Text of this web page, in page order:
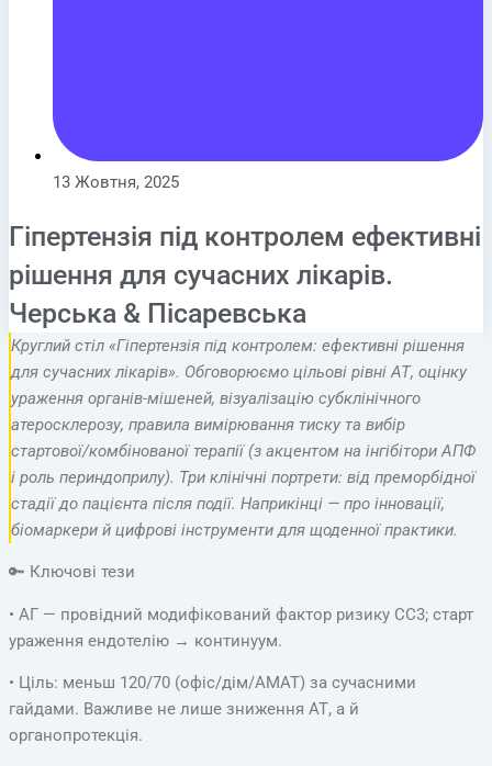
13 Жовтня, 2025
Гіпертензія під контролем ефективні
рішення для сучасних лікарів.
Черська & Пісаревська
Круглий стіл «Гіпертензія під контролем: ефективні рішення
для сучасних лікарів». Обговорюємо цільові рівні АТ, оцінку
ураження органів-мішеней, візуалізацію субклінічного
атеросклерозу, правила вимірювання тиску та вибір
стартової/комбінованої терапії (з акцентом на інгібітори АПФ
і роль периндоприлу). Три клінічні портрети: від преморбідної
стадії до пацієнта після події. Наприкінці — про інновації,
біомаркери й цифрові інструменти для щоденної практики.
🔑 Ключові тези
• АГ — провідний модифікований фактор ризику СС3; старт
ураження ендотелію → континуум.
• Ціль: меньш 120/70 (офіс/дім/АМАТ) за сучасними
гайдами. Важливе не лише зниження АТ, а й
органопротекція.